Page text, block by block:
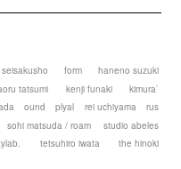
form
haneno suzuki
tatsumi kenji funaki
kimura`
ound plyal rei uchiyama
rus
sohi matsuda / roam
studio abeles
tetsuhiro iwata
the hinoki